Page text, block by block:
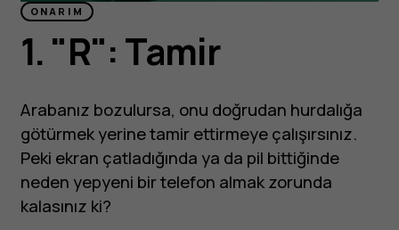
ONARIM
1. "R": Tamir
Arabanız bozulursa, onu doğrudan hurdalığa
götürmek yerine tamir ettirmeye çalışırsınız.
Peki ekran çatladığında ya da pil bittiğinde
neden yepyeni bir telefon almak zorunda
kalasınız ki?